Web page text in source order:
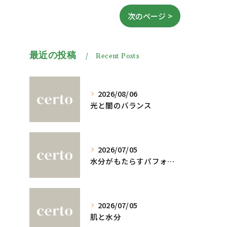
次のページ >
最近の投稿 Recent Posts
2026/08/06
光と闇のバランス
2026/07/05
水分がもたらすパフォーマンスへの影響
2026/07/05
肌と水分